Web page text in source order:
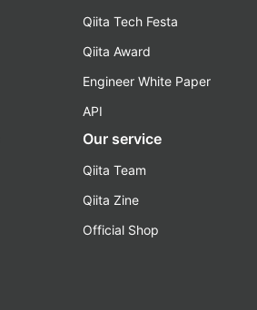
Qiita Tech Festa
Qiita Award
Engineer White Paper
API
Our service
Qiita Team
Qiita Zine
Official Shop